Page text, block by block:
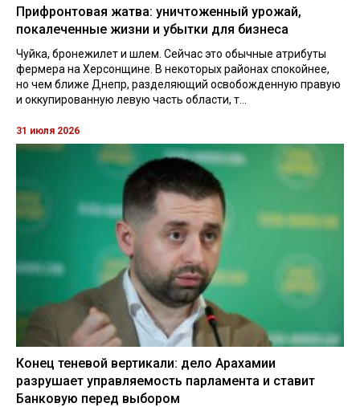
Прифронтовая жатва: уничтоженный урожай,
покалеченные жизни и убытки для бизнеса
Чуйка, бронежилет и шлем. Сейчас это обычные атрибуты
фермера на Херсонщине. В некоторых районах спокойнее,
но чем ближе Днепр, разделяющий освобожденную правую
и оккупированную левую часть области, т...
31 июля 2026
Конец теневой вертикали: дело Арахамии
разрушает управляемость парламента и ставит
Банковую перед выбором